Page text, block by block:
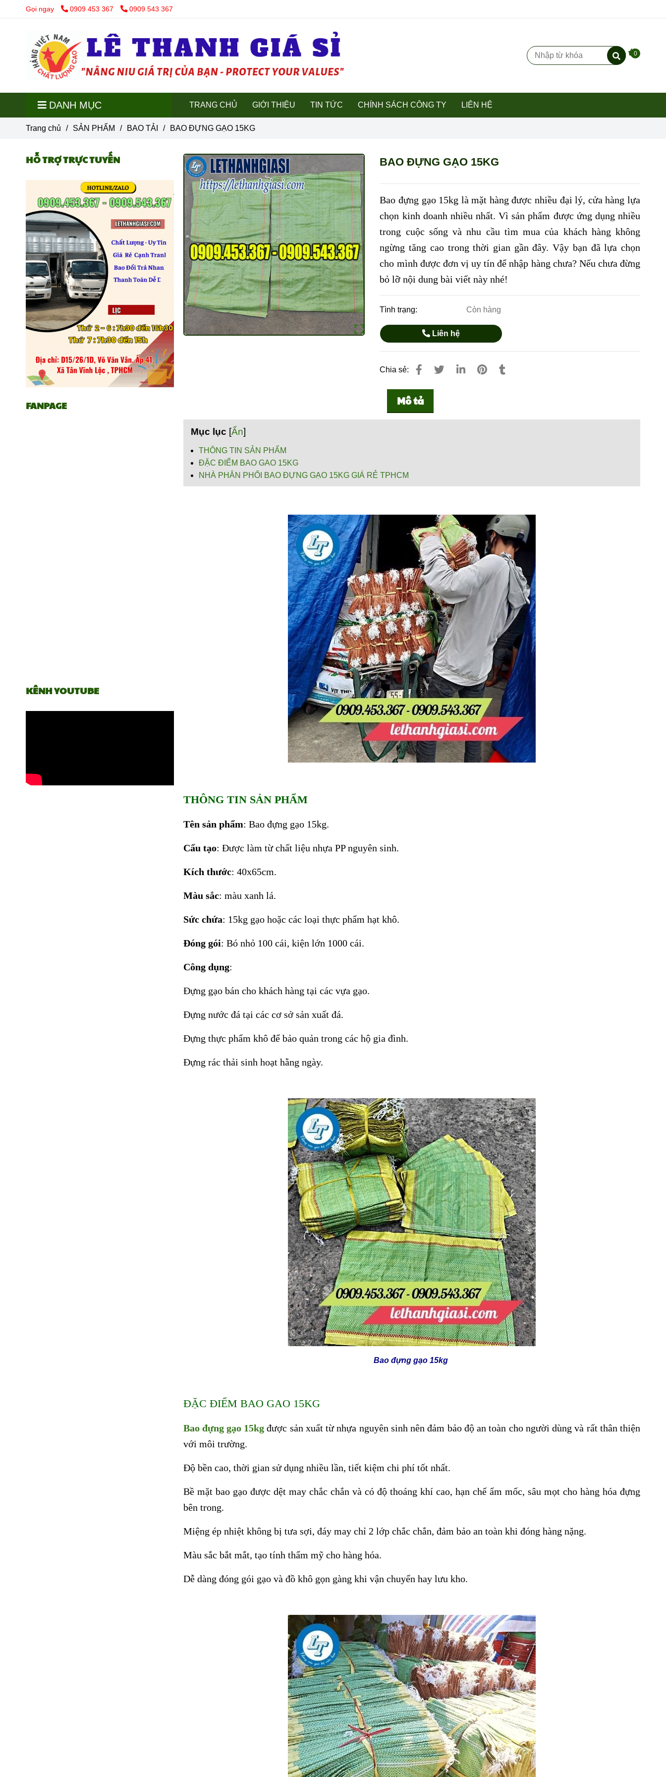
Gọi ngay 0909 453 367 0909 543 367
0
DANH MỤC TRANG CHỦ GIỚI THIỆU TIN TỨC CHÍNH SÁCH CÔNG TY LIÊN HỆ
Trang chủ / SẢN PHẨM / BAO TẢI / BAO ĐỰNG GẠO 15KG
BAO ĐỰNG GẠO 15KG
Bao đựng gạo 15kg là mặt hàng được nhiều đại lý, cửa hàng lựa
chọn kinh doanh nhiều nhất. Vì sản phẩm được ứng dụng nhiều
trong cuộc sống và nhu cầu tìm mua của khách hàng không
ngừng tăng cao trong thời gian gần đây. Vậy bạn đã lựa chọn
cho mình được đơn vị uy tín để nhập hàng chưa? Nếu chưa đừng
bỏ lỡ nội dung bài viết này nhé!
Tình trạng: Còn hàng
Liên hệ
Chia sẻ:
Mô tả
Mục lục [Ẩn]
THÔNG TIN SẢN PHẨM
ĐẶC ĐIỂM BAO GAO 15KG
NHÀ PHÂN PHỐI BAO ĐỰNG GẠO 15KG GIÁ RẺ TPHCM
THÔNG TIN SẢN PHẨM
Tên sản phẩm: Bao đựng gạo 15kg.
Cấu tạo: Được làm từ chất liệu nhựa PP nguyên sinh.
Kích thước: 40x65cm.
Màu sắc: màu xanh lá.
Sức chứa: 15kg gạo hoặc các loại thực phẩm hạt khô.
Đóng gói: Bó nhỏ 100 cái, kiện lớn 1000 cái.
Công dụng:
Đựng gạo bán cho khách hàng tại các vựa gạo.
Đựng nước đá tại các cơ sở sản xuất đá.
Đựng thực phẩm khô để bảo quản trong các hộ gia đình.
Đựng rác thải sinh hoạt hằng ngày.
Bao đựng gạo 15kg
ĐẶC ĐIỂM BAO GAO 15KG
Bao đựng gạo 15kg được sản xuất từ nhựa nguyên sinh nên đảm bảo độ an toàn cho người dùng và rất thân thiện
với môi trường.
Độ bền cao, thời gian sử dụng nhiều lần, tiết kiệm chi phí tốt nhất.
Bề mặt bao gạo được dệt may chắc chắn và có độ thoáng khí cao, hạn chế ẩm mốc, sâu mọt cho hàng hóa đựng
bên trong.
Miệng ép nhiệt không bị tưa sợi, đáy may chỉ 2 lớp chắc chắn, đảm bảo an toàn khi đóng hàng nặng.
Màu sắc bắt mắt, tạo tính thẩm mỹ cho hàng hóa.
Dễ dàng đóng gói gạo và đồ khô gọn gàng khi vận chuyển hay lưu kho.
HỖ TRỢ TRỰC TUYẾN
FANPAGE
KÊNH YOUTUBE